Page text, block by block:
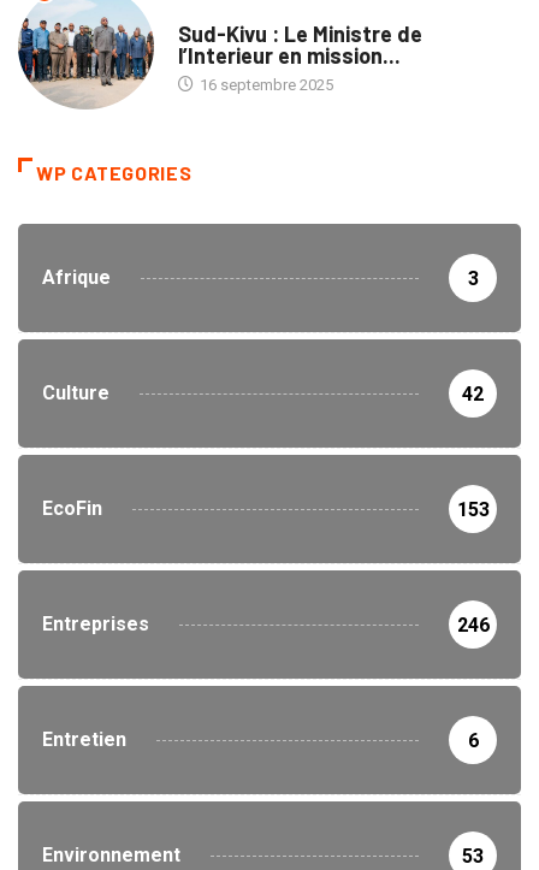
Sud-Kivu : Le Ministre de
l’Interieur en mission...
16 septembre 2025
WP CATEGORIES
Afrique 3
Culture 42
EcoFin 153
Entreprises 246
Entretien 6
Environnement 53